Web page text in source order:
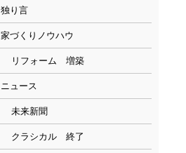
独り言
家づくりノウハウ
リフォーム 増築
ニュース
未来新聞
クラシカル 終了